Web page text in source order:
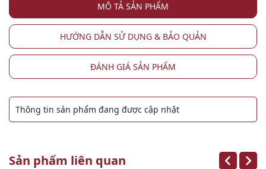
MÔ TẢ SẢN PHẨM
HƯỚNG DẪN SỬ DỤNG & BẢO QUẢN
ĐÁNH GIÁ SẢN PHẨM
Thông tin sản phẩm đang được cập nhật
Sản phẩm liên quan